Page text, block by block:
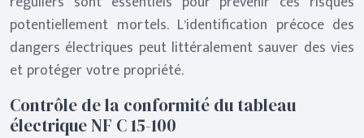
potentiellement mortels. L’identification précoce des
dangers électriques peut littéralement sauver des vies
et protéger votre propriété.
Contrôle de la conformité du tableau
électrique NF C 15-100